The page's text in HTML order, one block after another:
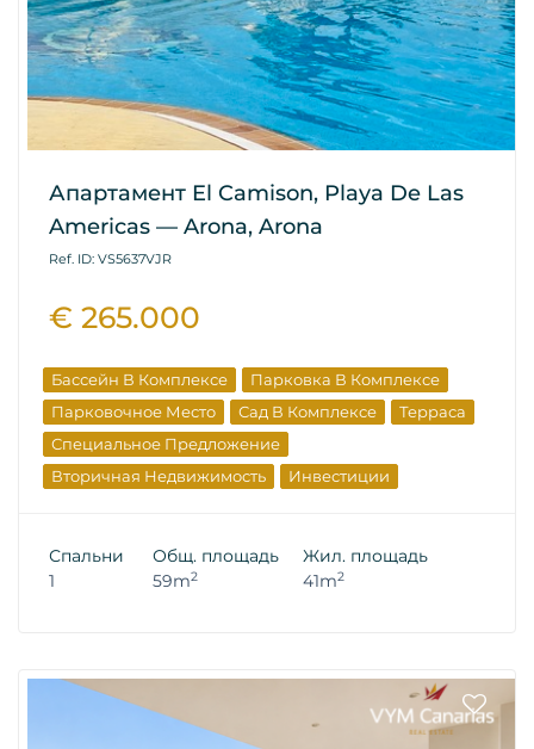
Апартамент El Camison, Playa De Las
Americas — Arona, Arona
Ref. ID: VS5637VJR
€ 265.000
Бассейн В Комплексе
Парковка В Комплексе
Парковочное Место
Сад В Комплексе
Терраса
Специальное Предложение
Вторичная Недвижимость
Инвестиции
Спальни
1
Общ. площадь
59m2
Жил. площадь
41m2